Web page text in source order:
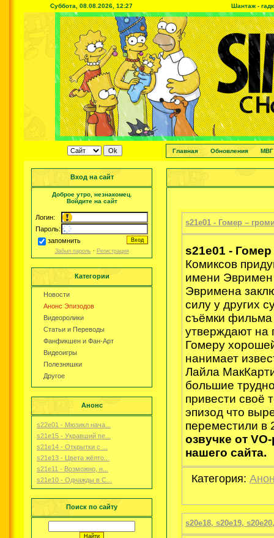
Суббота, 08.08.2026, 12:27 Шантаж -
Главная Обновления МВГ
Вход на сайт
Доброе утро, незнакомец.
Войдите на сайт
Логин:
Пароль:
запомнить
Забыл пароль· Регистрация
Категории
Новости
Анонс Эпизодов
Видеоролики
Статьи и Переводы
Фанфикшен и Фан-Арт
Видеоигры
Полезняшки
Другое
Анонс
s22e01 - Мюзикл нача...
s21e15 - Укравший пе...
s21e14 - Открытки с ...
s21e13 - Цвета жёлто...
s21e11 - Возможно, н...
s21e10 - Однажды в С...
Поиск по сайту
s21e01 - Гомер –
s21e01 -
Комиксов
имени Эвримен
Эвримена
силу у других
съёмки фильма
утверждают на
Гомеру
нанимает
Лайла
большие
привести своё
эпизод что
переместили в
озвучке от
нашего сайта.
Категория:
s20e18, s20e19,